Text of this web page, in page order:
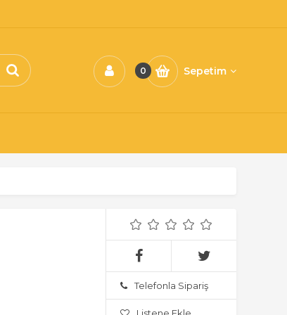
0 Sepetim
Telefonla Sipariş